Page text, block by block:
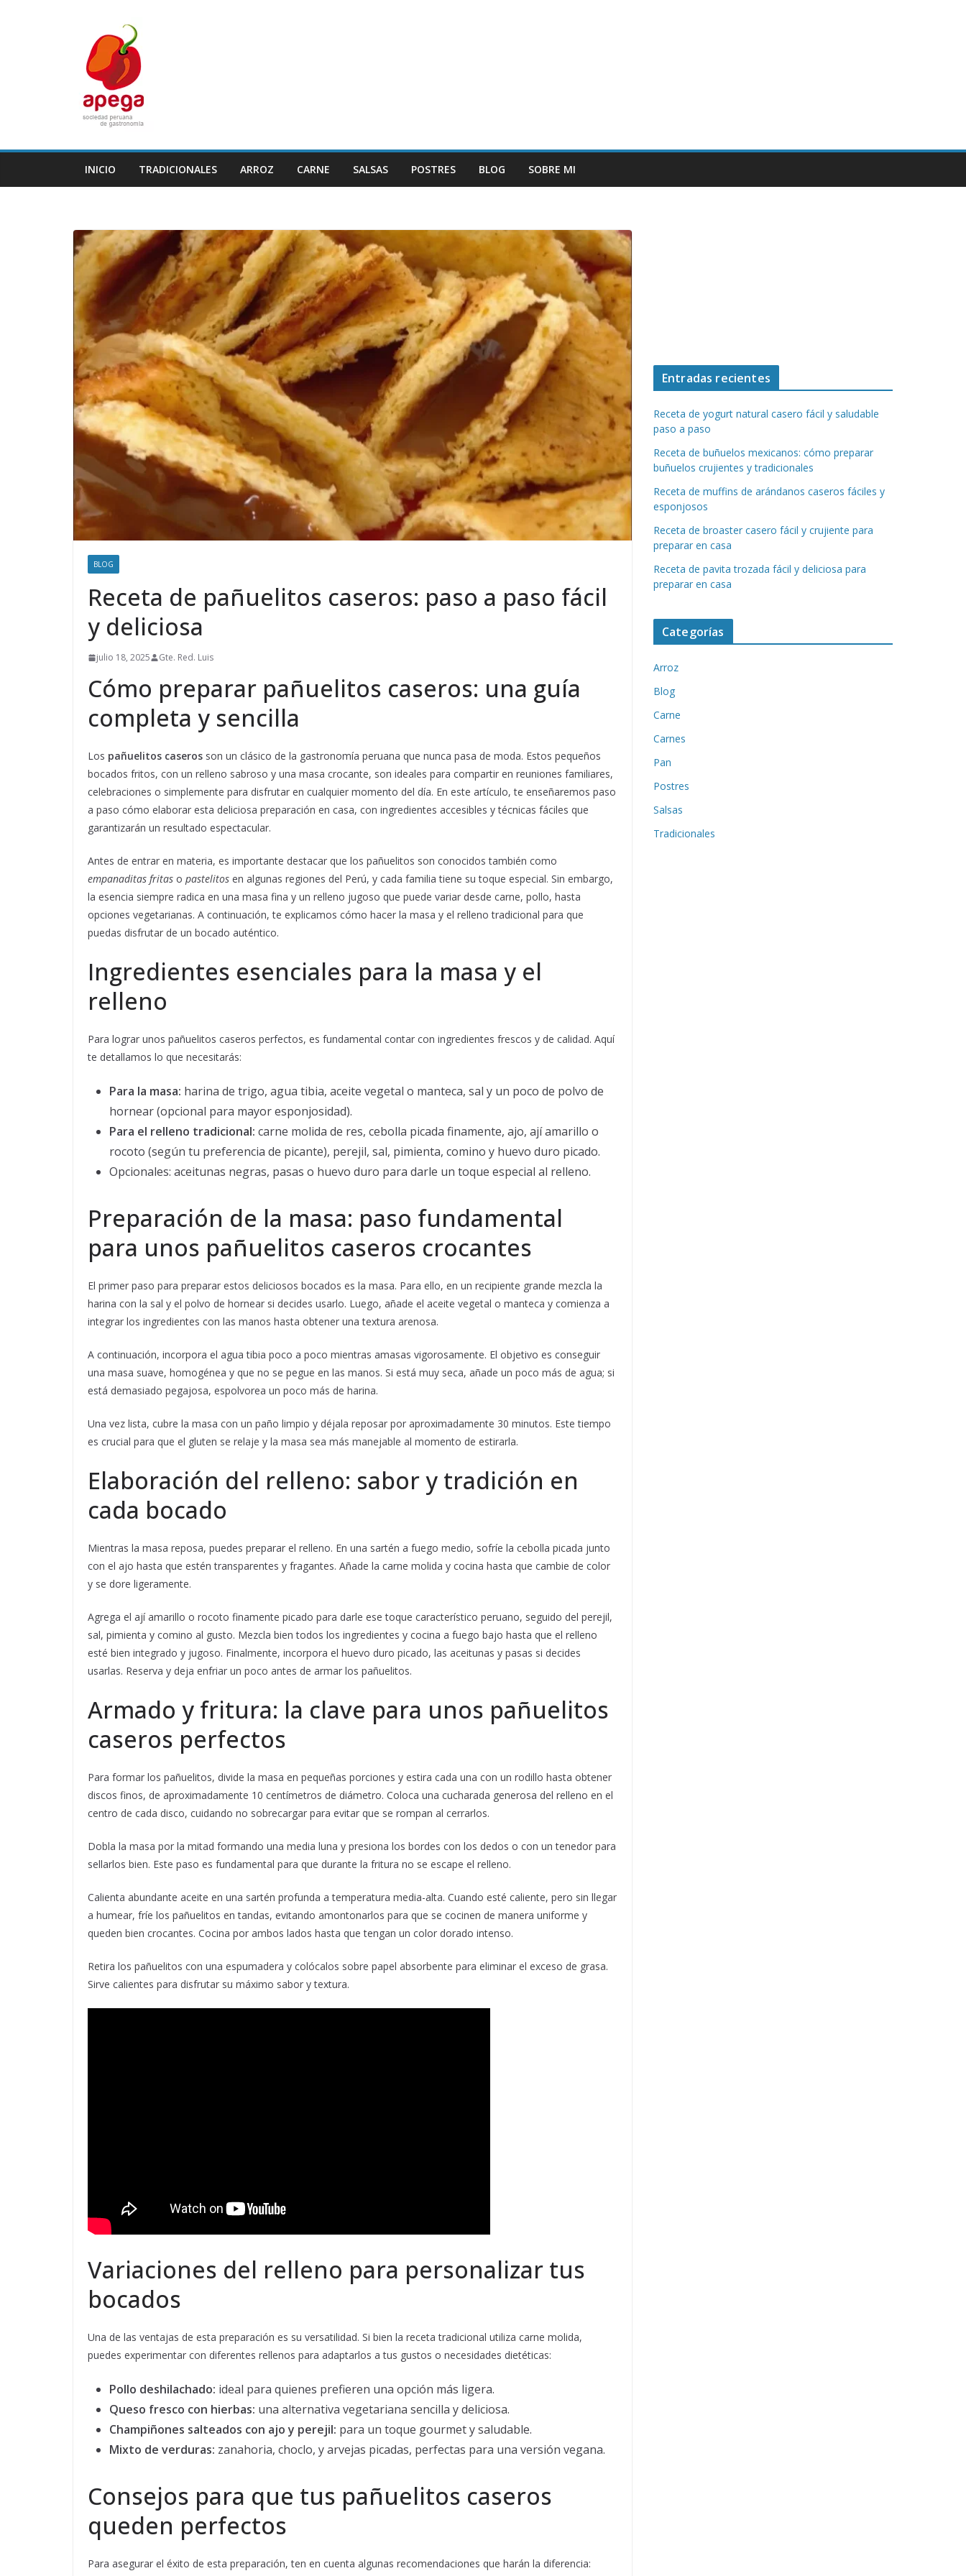
INICIO TRADICIONALES ARROZ CARNE SALSAS POSTRES BLOG SOBRE MI
BLOG
Receta de pañuelitos caseros: paso a paso fácil
y deliciosa
julio 18, 2025 Gte. Red. Luis
Cómo preparar pañuelitos caseros: una guía
completa y sencilla
Los pañuelitos caseros son un clásico de la gastronomía peruana que nunca pasa de moda. Estos pequeños
bocados fritos, con un relleno sabroso y una masa crocante, son ideales para compartir en reuniones familiares,
celebraciones o simplemente para disfrutar en cualquier momento del día. En este artículo, te enseñaremos paso
a paso cómo elaborar esta deliciosa preparación en casa, con ingredientes accesibles y técnicas fáciles que
garantizarán un resultado espectacular.
Antes de entrar en materia, es importante destacar que los pañuelitos son conocidos también como
empanaditas fritas o pastelitos en algunas regiones del Perú, y cada familia tiene su toque especial. Sin embargo,
la esencia siempre radica en una masa fina y un relleno jugoso que puede variar desde carne, pollo, hasta
opciones vegetarianas. A continuación, te explicamos cómo hacer la masa y el relleno tradicional para que
puedas disfrutar de un bocado auténtico.
Ingredientes esenciales para la masa y el
relleno
Para lograr unos pañuelitos caseros perfectos, es fundamental contar con ingredientes frescos y de calidad. Aquí
te detallamos lo que necesitarás:
Para la masa: harina de trigo, agua tibia, aceite vegetal o manteca, sal y un poco de polvo de
hornear (opcional para mayor esponjosidad).
Para el relleno tradicional: carne molida de res, cebolla picada finamente, ajo, ají amarillo o
rocoto (según tu preferencia de picante), perejil, sal, pimienta, comino y huevo duro picado.
Opcionales: aceitunas negras, pasas o huevo duro para darle un toque especial al relleno.
Preparación de la masa: paso fundamental
para unos pañuelitos caseros crocantes
El primer paso para preparar estos deliciosos bocados es la masa. Para ello, en un recipiente grande mezcla la
harina con la sal y el polvo de hornear si decides usarlo. Luego, añade el aceite vegetal o manteca y comienza a
integrar los ingredientes con las manos hasta obtener una textura arenosa.
A continuación, incorpora el agua tibia poco a poco mientras amasas vigorosamente. El objetivo es conseguir
una masa suave, homogénea y que no se pegue en las manos. Si está muy seca, añade un poco más de agua; si
está demasiado pegajosa, espolvorea un poco más de harina.
Una vez lista, cubre la masa con un paño limpio y déjala reposar por aproximadamente 30 minutos. Este tiempo
es crucial para que el gluten se relaje y la masa sea más manejable al momento de estirarla.
Elaboración del relleno: sabor y tradición en
cada bocado
Mientras la masa reposa, puedes preparar el relleno. En una sartén a fuego medio, sofríe la cebolla picada junto
con el ajo hasta que estén transparentes y fragantes. Añade la carne molida y cocina hasta que cambie de color
y se dore ligeramente.
Agrega el ají amarillo o rocoto finamente picado para darle ese toque característico peruano, seguido del perejil,
sal, pimienta y comino al gusto. Mezcla bien todos los ingredientes y cocina a fuego bajo hasta que el relleno
esté bien integrado y jugoso. Finalmente, incorpora el huevo duro picado, las aceitunas y pasas si decides
usarlas. Reserva y deja enfriar un poco antes de armar los pañuelitos.
Armado y fritura: la clave para unos pañuelitos
caseros perfectos
Para formar los pañuelitos, divide la masa en pequeñas porciones y estira cada una con un rodillo hasta obtener
discos finos, de aproximadamente 10 centímetros de diámetro. Coloca una cucharada generosa del relleno en el
centro de cada disco, cuidando no sobrecargar para evitar que se rompan al cerrarlos.
Dobla la masa por la mitad formando una media luna y presiona los bordes con los dedos o con un tenedor para
sellarlos bien. Este paso es fundamental para que durante la fritura no se escape el relleno.
Calienta abundante aceite en una sartén profunda a temperatura media-alta. Cuando esté caliente, pero sin llegar
a humear, fríe los pañuelitos en tandas, evitando amontonarlos para que se cocinen de manera uniforme y
queden bien crocantes. Cocina por ambos lados hasta que tengan un color dorado intenso.
Retira los pañuelitos con una espumadera y colócalos sobre papel absorbente para eliminar el exceso de grasa.
Sirve calientes para disfrutar su máximo sabor y textura.
Variaciones del relleno para personalizar tus
bocados
Una de las ventajas de esta preparación es su versatilidad. Si bien la receta tradicional utiliza carne molida,
puedes experimentar con diferentes rellenos para adaptarlos a tus gustos o necesidades dietéticas:
Pollo deshilachado: ideal para quienes prefieren una opción más ligera.
Queso fresco con hierbas: una alternativa vegetariana sencilla y deliciosa.
Champiñones salteados con ajo y perejil: para un toque gourmet y saludable.
Mixto de verduras: zanahoria, choclo, y arvejas picadas, perfectas para una versión vegana.
Consejos para que tus pañuelitos caseros
queden perfectos
Para asegurar el éxito de esta preparación, ten en cuenta algunas recomendaciones que harán la diferencia:
Entradas recientes
Receta de yogurt natural casero fácil y saludable
paso a paso
Receta de buñuelos mexicanos: cómo preparar
buñuelos crujientes y tradicionales
Receta de muffins de arándanos caseros fáciles y
esponjosos
Receta de broaster casero fácil y crujiente para
preparar en casa
Receta de pavita trozada fácil y deliciosa para
preparar en casa
Categorías
Arroz
Blog
Carne
Carnes
Pan
Postres
Salsas
Tradicionales